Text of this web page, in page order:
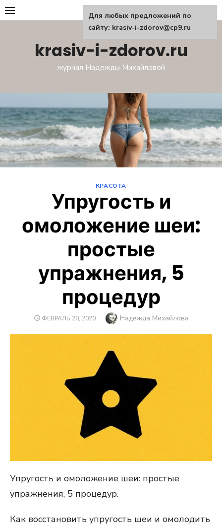
Перейти
к
krasiv-i-zdorov.ru
журнал Надежды Михайловой
КРАСОТА
Упругость и
омоложение шеи:
простые
упражнения, 5
процедур
ОПУБЛИКОВАНО
ФЕВРАЛЬ 20, 2020 Автор
Надежда Михайлова
Упругость и омоложение шеи: простые
упражнения, 5 процедур.
Как восстановить упругость шеи и омолодить
Для любых предложений по
сайту: krasiv-i-zdorov@cp9.ru